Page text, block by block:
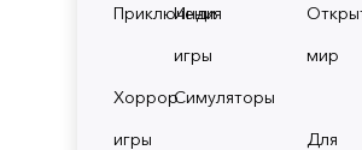
Приключения
Инди
игры
Хоррор
игры
Симуляторы
мир
Для